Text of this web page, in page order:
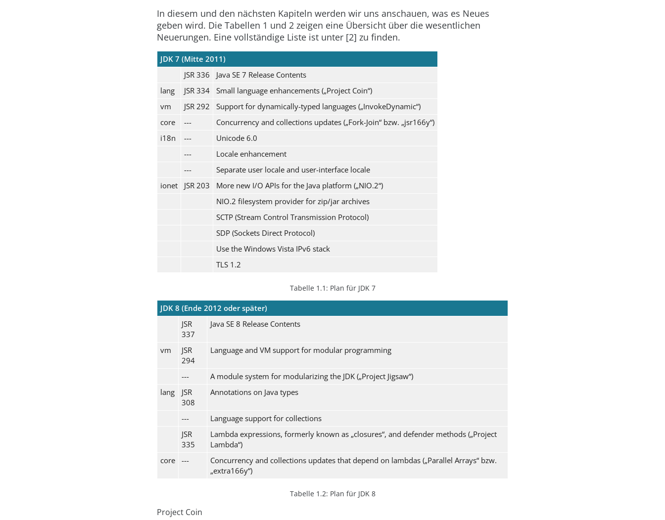
In diesem und den nächsten Kapiteln werden wir uns anschauen, was es Neues
geben wird. Die Tabellen 1 und 2 zeigen eine Übersicht über die wesentlichen
Neuerungen. Eine vollständige Liste ist unter [2] zu finden.
JDK 7 (Mitte 2011)
JSR 336
Java SE 7 Release Contents
lang
JSR 334
Small language enhancements („Project Coin“)
vm
JSR 292
Support for dynamically-typed languages („InvokeDynamic“)
core
---
Concurrency and collections updates („Fork-Join“ bzw. „jsr166y“)
i18n
---
Unicode 6.0
---
Locale enhancement
---
Separate user locale and user-interface locale
ionet
JSR 203
More new I/O APIs for the Java platform („NIO.2“)
NIO.2 filesystem provider for zip/jar archives
SCTP (Stream Control Transmission Protocol)
SDP (Sockets Direct Protocol)
Use the Windows Vista IPv6 stack
TLS 1.2
Tabelle 1.1: Plan für JDK 7
JDK 8 (Ende 2012 oder später)
JSR
337
Java SE 8 Release Contents
vm
JSR
294
Language and VM support for modular programming
---
A module system for modularizing the JDK („Project Jigsaw“)
lang
JSR
308
Annotations on Java types
---
Language support for collections
JSR
335
Lambda expressions, formerly known as „closures“, and defender methods („Project
Lambda“)
core
---
Concurrency and collections updates that depend on lambdas („Parallel Arrays“ bzw.
„extra166y“)
Tabelle 1.2: Plan für JDK 8
Project Coin